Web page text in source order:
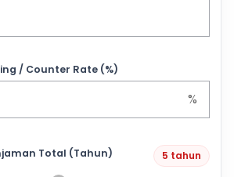
/ Counter Rate (%)
%
Total (Tahun) 5 tahun